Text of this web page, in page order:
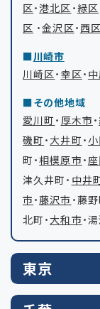
区・港北区 ・緑区
区 ・金沢区・ 西区
川崎市
川崎区・ 幸区・
その他地域
愛川町 ・ 厚木市 ・
磯町 ・大井町 ・
町・相模原市 ・
津久井町・ 中井
市 ・藤沢市 ・藤
北町・大和市 ・
東京